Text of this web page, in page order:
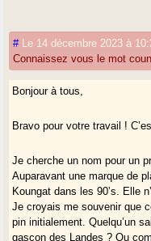
# Le 14 décembre 2023 à
Connaissez vous le mot
Bonjour à tous,
Bravo pour votre travail !
Je cherche un nom pour un
Auparavant une marque de
Koungat dans les 90’s. Elle
Je croyais me souvenir que
pin initialement. Quelqu’un
gascon des Landes ? Ou